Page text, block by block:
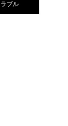
ラブル